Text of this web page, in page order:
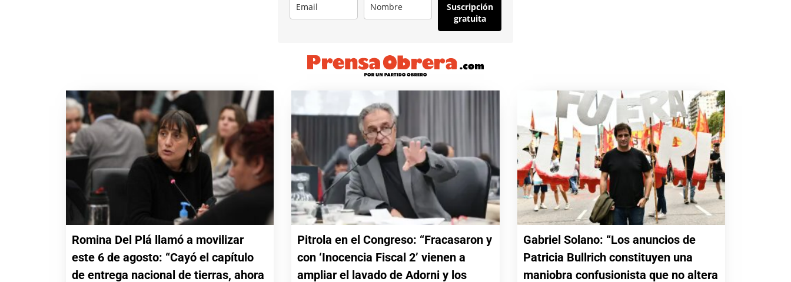
Suscripción
gratuita
Romina Del Plá llamó a movilizar
este 6 de agosto: “Cayó el capítulo
de entrega nacional de tierras, ahora
Pitrola en el Congreso: “Fracasaron y
con ‘Inocencia Fiscal 2’ vienen a
ampliar el lavado de Adorni y los
Gabriel Solano: “Los anuncios de
Patricia Bullrich constituyen una
maniobra confusionista que no altera